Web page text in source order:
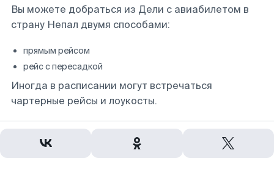
Вы можете добраться из Дели с авиабилетом в
страну Непал двумя способами:
прямым рейсом
рейс с пересадкой
Иногда в расписании могут встречаться
чартерные рейсы и лоукосты.